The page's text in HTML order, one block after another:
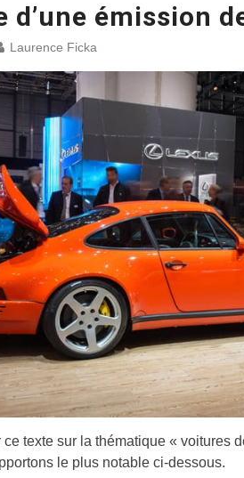
d’une émission
Laurence Ficka
texte sur la thématique « voitures
le plus notable ci-dessous.